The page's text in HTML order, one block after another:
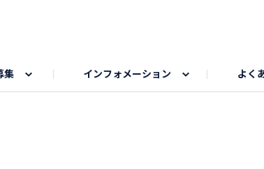
集 インフォメーション よく